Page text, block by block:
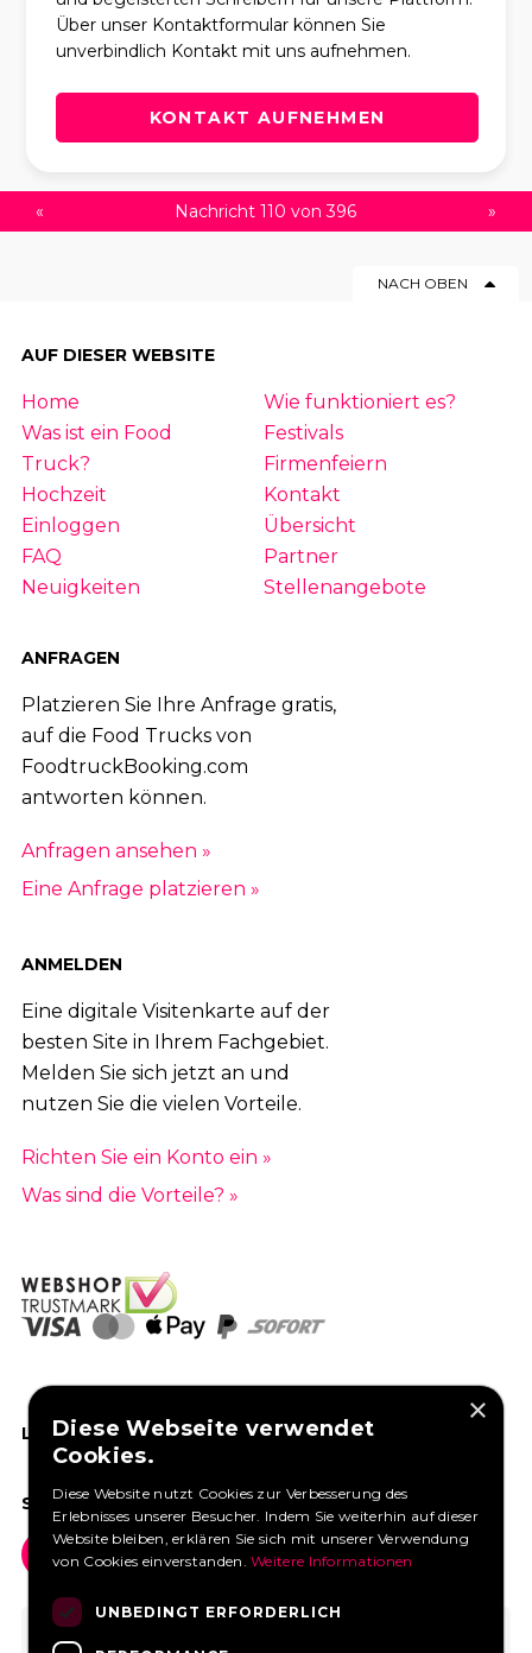
Über unser Kontaktformular können Sie
unverbindlich Kontakt mit uns aufnehmen.
KONTAKT AUFNEHMEN
« Nachricht 110 von 396 »
NACH OBEN
AUF DIESER WEBSITE
Home
Wie funktioniert es?
Was ist ein Food
Truck?
Festivals
Firmenfeiern
Hochzeit
Kontakt
Einloggen
Übersicht
FAQ
Partner
Neuigkeiten
Stellenangebote
ANFRAGEN
Platzieren Sie Ihre Anfrage gratis,
auf die Food Trucks von
FoodtruckBooking.com
antworten können.
Anfragen ansehen »
Eine Anfrage platzieren »
ANMELDEN
Eine digitale Visitenkarte auf der
besten Site in Ihrem Fachgebiet.
Melden Sie sich jetzt an und
nutzen Sie die vielen Vorteile.
Richten Sie ein Konto ein »
Was sind die Vorteile? »
LIKEN SIE UNS AUF FACEBOOK
SOCIAL MEDIA
×
Diese Webseite verwendet
Cookies.
Diese Website nutzt Cookies zur Verbesserung des
Erlebnisses unserer Besucher. Indem Sie weiterhin auf dieser
Website bleiben, erklären Sie sich mit unserer Verwendung
von Cookies einverstanden.Weitere Informationen
UNBEDINGT ERFORDERLICH